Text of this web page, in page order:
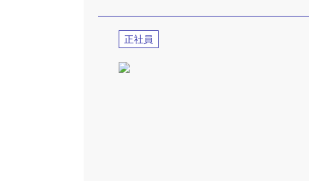
正社員